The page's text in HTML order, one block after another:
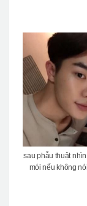
sau phẫu thuật
mói nếu không